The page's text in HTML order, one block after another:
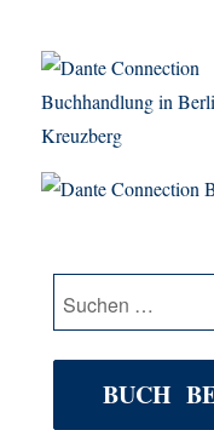
Dante
Suche
nach:
BUCH